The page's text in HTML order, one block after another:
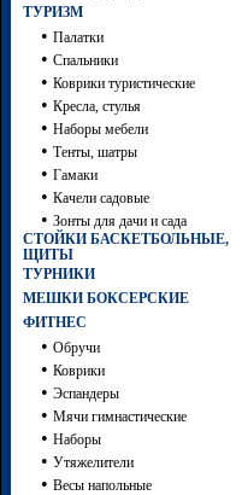
ТУРИЗМ
• Палатки
• Спальники
• Коврики туристические
• Кресла, стулья
• Наборы мебели
• Тенты, шатры
• Гамаки
• Качели садовые
• Зонты для дачи и сада
СТОЙКИ БАСКЕТБОЛЬНЫЕ,
ЩИТЫ
ТУРНИКИ
МЕШКИ БОКСЕРСКИЕ
ФИТНЕС
• Обручи
• Коврики
• Эспандеры
• Мячи гимнастические
• Наборы
• Утяжелители
• Весы напольные